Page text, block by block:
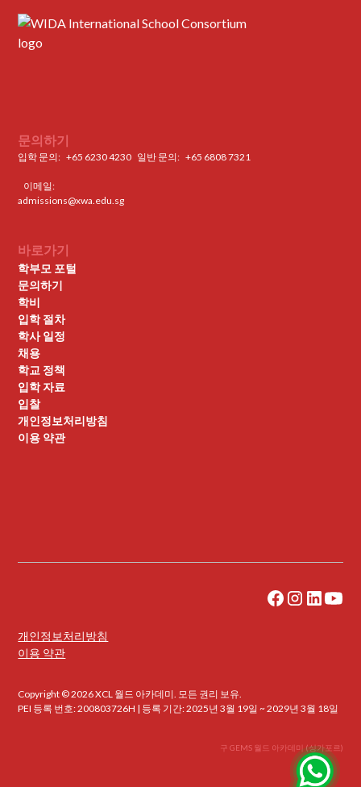
문의하기
입학 문의:+65 6230 4230 일반 문의: ‍+65 6808 7321
이메일:
admissions@xwa.edu.sg
바로가기
학부모 포털
문의하기
학비
입학 절차
학사 일정
채용
학교 정책
입학 자료
입찰
개인정보처리방침
이용 약관
Copyright © 2026 XCL 월드 아카데미. 모든 권리 보유.
PEI 등록 번호: 200803726H | 등록 기간: 2025년 3월 19일 ~ 2029년 3월 18일
개인정보처리방침
이용 약관
구 GEMS 월드 아카데미 (싱가포르)